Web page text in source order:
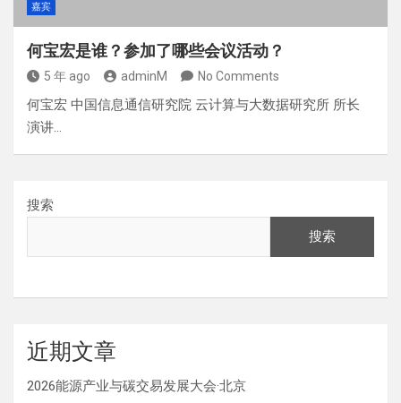
嘉宾
何宝宏是谁？参加了哪些会议活动？
5 年 ago adminM No Comments
何宝宏 中国信息通信研究院 云计算与大数据研究所 所长
演讲…
搜索
搜索
近期文章
2026能源产业与碳交易发展大会·北京